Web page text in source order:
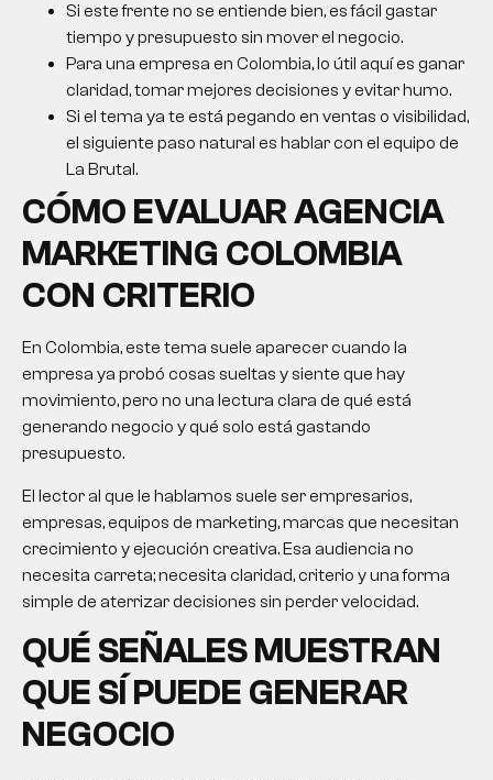
Si este frente no se entiende bien, es fácil gastar
tiempo y presupuesto sin mover el negocio.
Para una empresa en Colombia, lo útil aquí es ganar
claridad, tomar mejores decisiones y evitar humo.
Si el tema ya te está pegando en ventas o visibilidad,
el siguiente paso natural es hablar con el equipo de
La Brutal.
CÓMO EVALUARAGENCIA
MARKETING COLOMBIA
CON CRITERIO
En Colombia, este tema suele aparecer cuando la
empresa ya probó cosas sueltas y siente que hay
movimiento, pero no una lectura clara de qué está
generando negocio y qué solo está gastando
presupuesto.
El lector al que le hablamos suele ser empresarios,
empresas, equipos de marketing, marcas que necesitan
crecimiento y ejecución creativa. Esa audiencia no
necesita carreta; necesita claridad, criterio y una forma
simple de aterrizar decisiones sin perder velocidad.
QUÉ SEÑALES MUESTRAN
QUE SÍ PUEDE GENERAR
NEGOCIO